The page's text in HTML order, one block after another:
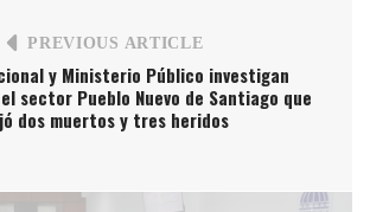
PREVIOUS ARTICLE
y Ministerio Público investigan
sector Pueblo Nuevo de Santiago que
dos muertos y tres heridos